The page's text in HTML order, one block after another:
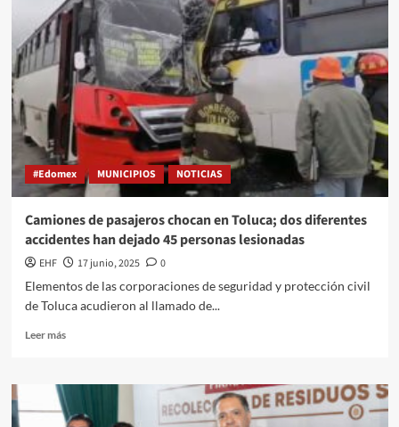
#Edomex MUNICIPIOS NOTICIAS
Camiones de pasajeros chocan en Toluca; dos diferentes
accidentes han dejado 45 personas lesionadas
EHF 17 junio, 2025
0
Elementos de las corporaciones de seguridad y protección civil
de Toluca acudieron al llamado de...
Leer más